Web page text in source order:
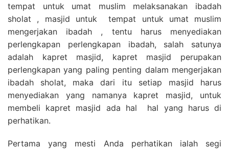
tempat untuk umat muslim melaksanakan ibadah
sholat , masjid untuk tempat untuk umat muslim
mengerjakan ibadah , tentu harus menyediakan
perlengkapan perlengkapan ibadah, salah satunya
adalah kapret masjid, kapret masjid perupakan
perlengkapan yang paling penting dalam mengerjakan
ibadah sholat, maka dari itu setiap masjid harus
menyediakan yang namanya kapret masjid, untuk
membeli kapret masjid ada hal hal yang harus di
perhatikan.
Pertama yang mesti Anda perhatikan ialah segi